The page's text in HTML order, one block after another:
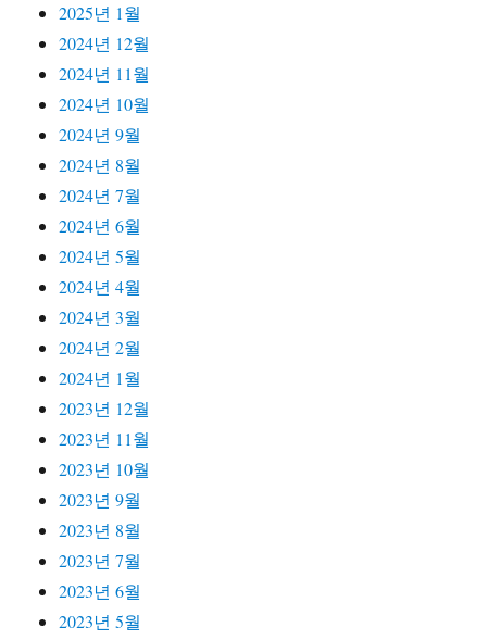
2025년 1월
2024년 12월
2024년 11월
2024년 10월
2024년 9월
2024년 8월
2024년 7월
2024년 6월
2024년 5월
2024년 4월
2024년 3월
2024년 2월
2024년 1월
2023년 12월
2023년 11월
2023년 10월
2023년 9월
2023년 8월
2023년 7월
2023년 6월
2023년 5월